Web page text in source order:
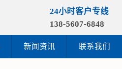
24小时客户专线
138-5607-6848
新闻资讯 联系我们